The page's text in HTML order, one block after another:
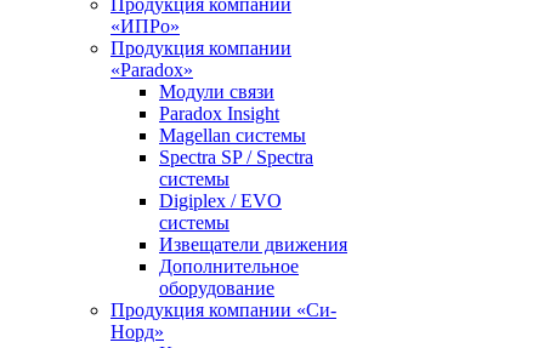
Продукция компании
«ИПРо»
Продукция компании
«Paradox»
Модули связи
Paradox Insight
Magellan системы
Spectra SP / Spectra
системы
Digiplex / EVO
системы
Извещатели движения
Дополнительное
оборудование
Продукция компании «Си-
Норд»